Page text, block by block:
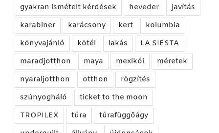
gyakran ismételt kérdések
heveder
javítás
karabiner
karácsony kert
kolumbia
könyvajánló
kötél lakás
LA SIESTA
maradjotthon
maya mexikói
méretek
nyaraljotthon
otthon
rögzítés
szúnyogháló
ticket to the moon
TROPILEX
túra
túrafüggőágy